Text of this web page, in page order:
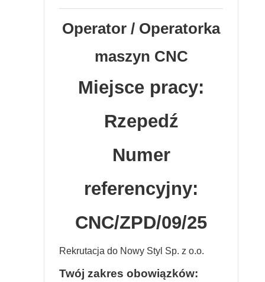
Operator / Operatorka
maszyn CNC
Miejsce pracy:
Rzepedź
Numer
referencyjny:
CNC/ZPD/09/25
Rekrutacja do Nowy Styl Sp. z o.o.
Twój zakres obowiązków: